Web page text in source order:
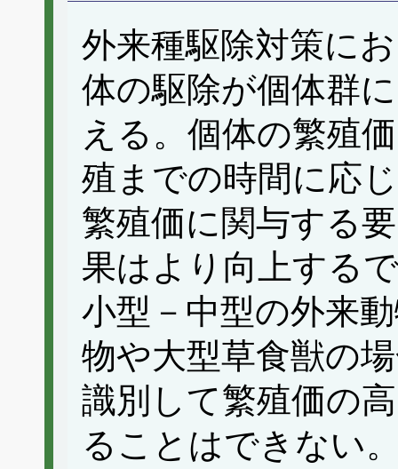
外来種駆除対策に
体の駆除が個体群
える。個体の繁殖
殖までの時間に応
繁殖価に関与する
果はより向上する
小型－中型の外来
物や大型草食獣の
識別して繁殖価の
ることはできない